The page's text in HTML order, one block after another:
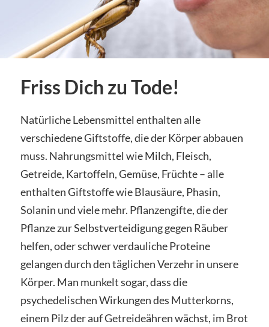
Friss Dich zu Tode!
Natürliche Lebensmittel enthalten alle
verschiedene Giftstoffe, die der Körper abbauen
muss. Nahrungsmittel wie Milch, Fleisch,
Getreide, Kartoffeln, Gemüse, Früchte – alle
enthalten Giftstoffe wie Blausäure, Phasin,
Solanin und viele mehr. Pflanzengifte, die der
Pflanze zur Selbstverteidigung gegen Räuber
helfen, oder schwer verdauliche Proteine
gelangen durch den täglichen Verzehr in unsere
Körper. Man munkelt sogar, dass die
psychedelischen Wirkungen des Mutterkorns,
einem Pilz der auf Getreideähren wächst, im Brot